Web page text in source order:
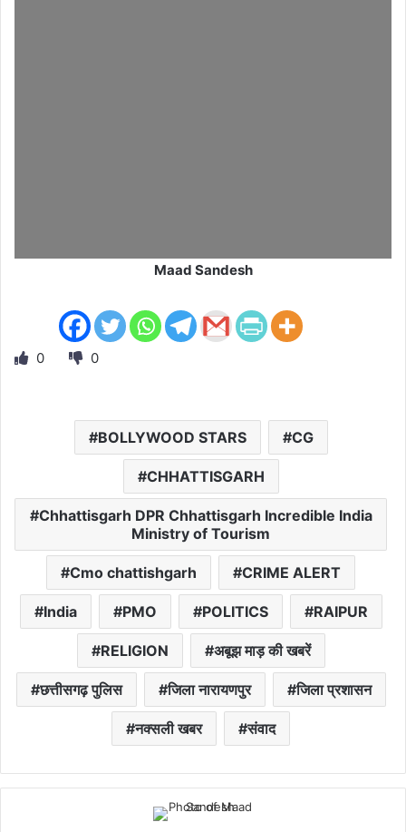
Maad Sandesh
0 0
BOLLYWOOD STARS CG
CHHATTISGARH
Chhattisgarh DPR Chhattisgarh Incredible India
Ministry of Tourism
Cmo chattishgarh CRIME ALERT
India PMO POLITICS RAIPUR
RELIGION अबूझ माड़ की खबरें
छत्तीसगढ़ पुलिस जिला नारायणपुर जिला प्रशासन
नक्सली खबर संवाद